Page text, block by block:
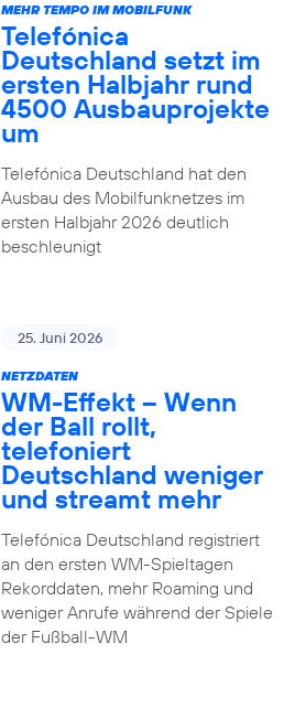
MEHR TEMPO IM MOBILFUNK
Telefónica
Deutschland setzt im
ersten Halbjahr rund
4500 Ausbauprojekte
um
Telefónica Deutschland hat den
Ausbau des Mobilfunknetzes im
ersten Halbjahr 2026 deutlich
beschleunigt
25. Juni 2026
NETZDATEN
WM-Effekt – Wenn
der Ball rollt,
telefoniert
Deutschland weniger
und streamt mehr
Telefónica Deutschland registriert
an den ersten WM-Spieltagen
Rekorddaten, mehr Roaming und
weniger Anrufe während der Spiele
der Fußball-WM